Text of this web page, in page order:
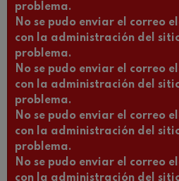
problema.
No se pudo enviar el correo
con la administración del
problema.
No se pudo enviar el correo
con la administración del
problema.
No se pudo enviar el correo
con la administración del
problema.
No se pudo enviar el correo
con la administración del